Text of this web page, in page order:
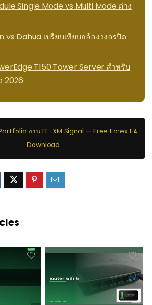
Single Mode vs Multi Mode ต่าง
vs Dahua เปรียบเทียบกล้องวงจรปิด
T150 Tower Server สำหรับ
2026
งาน IT · XM Signal — Free Forex EA
Download